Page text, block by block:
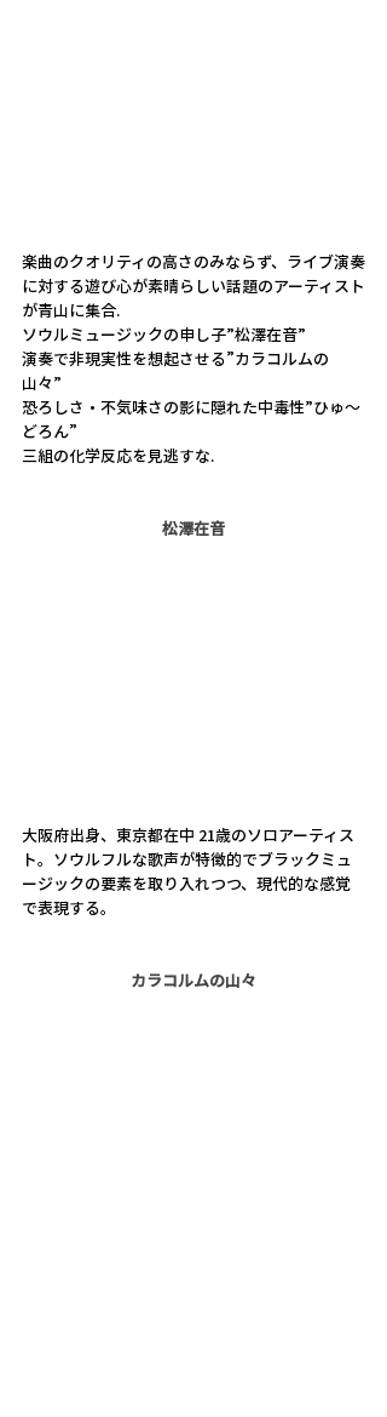
楽曲のクオリティの高さのみならず、ライブ演奏
に対する遊び心が素晴らしい話題のアーティスト
が青山に集合.
ソウルミュージックの申し子”松澤在音”
演奏で非現実性を想起させる”カラコルムの
山々”
恐ろしさ・不気味さの影に隠れた中毒性”ひゅ〜
どろん”
三組の化学反応を見逃すな.
松澤在音
大阪府出身、東京都在中 21歳のソロアーティス
ト。ソウルフルな歌声が特徴的でブラックミュ
ージックの要素を取り入れつつ、現代的な感覚
で表現する。
カラコルムの山々